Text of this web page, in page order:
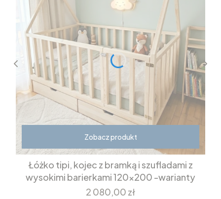
Zobacz produkt
Łóżko tipi, kojec z bramką i szufladami z
wysokimi barierkami 120x200 -warianty
Cena
2 080,00 zł